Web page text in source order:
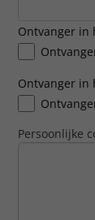
Ontvanger in
Ontvanger in
Persoonlijke